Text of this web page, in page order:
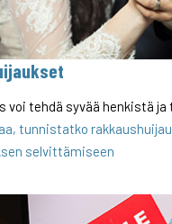
voi tehdä syvää henkistä
tunnistatko
selvittämiseen